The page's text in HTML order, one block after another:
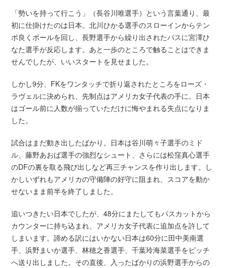
「勢いを持って行こう」（長谷川唯選手）という言葉通り、最
初に仕掛けたのは日本。北川ひかる選手のスローインからテン
ポ良くボールを回し、長野選手から繰り出されたパスに宮澤ひ
なた選手が反応します。あと一歩のところで触ることはできま
せんでしたが、いいスタートを見せました。
しかし9分、FKをワンタッチで折り返されたところをローズ・
ラヴェルに決められ、先制点はアメリカ女子代表の手に。日本
はゴール前に人数が揃っていただけに悔やまれる失点になりま
した。
試合はまだ動き出したばかり。日本は谷川萌々子選手のミド
ル、藤野あおば選手の強烈なシュート、さらには松窪真心選手
のDFの裏を取る飛び出しなど再三チャンスを作り出します。し
かしいずれもアメリカの守備陣の好守に阻まれ、スコアを動か
せないまま前半を終了しました。
追いつきたい日本でしたが、48分にまたしてもパスカットから
カウンターに持ち込まれ、アメリカ女子代表に追加点を許して
しまいます。諦める訳にはいかない日本は60分に田中美南選
手、浜野まいか選手、林穂之香選手、千葉玲海菜選手をピッチ
へ送り出しました。その直後、入ったばかりの浜野選手からの